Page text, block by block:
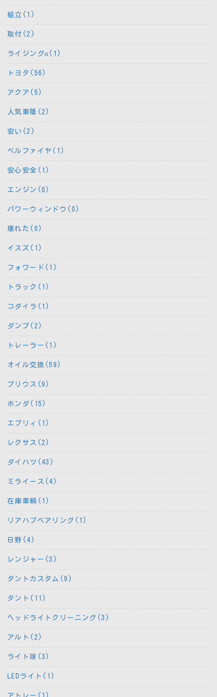
組立(1)
取付(2)
ライジングα(1)
トヨタ(56)
アクア(5)
人気車種(2)
安い(2)
ベルファイヤ(1)
安心安全(1)
エンジン(0)
パワーウィンドウ(0)
壊れた(0)
イスズ(1)
フォワード(1)
トラック(1)
コダイラ(1)
ダンプ(2)
トレーラー(1)
オイル交換(59)
プリウス(9)
ホンダ(15)
エブリィ(1)
レクサス(2)
ダイハツ(43)
ミライース(4)
在庫車輌(1)
リアハブベアリング(1)
日野(4)
レンジャー(3)
タントカスタム(9)
タント(11)
ヘッドライトクリーニング(3)
アルト(2)
ライト球(3)
LEDライト(1)
アトレー(1)